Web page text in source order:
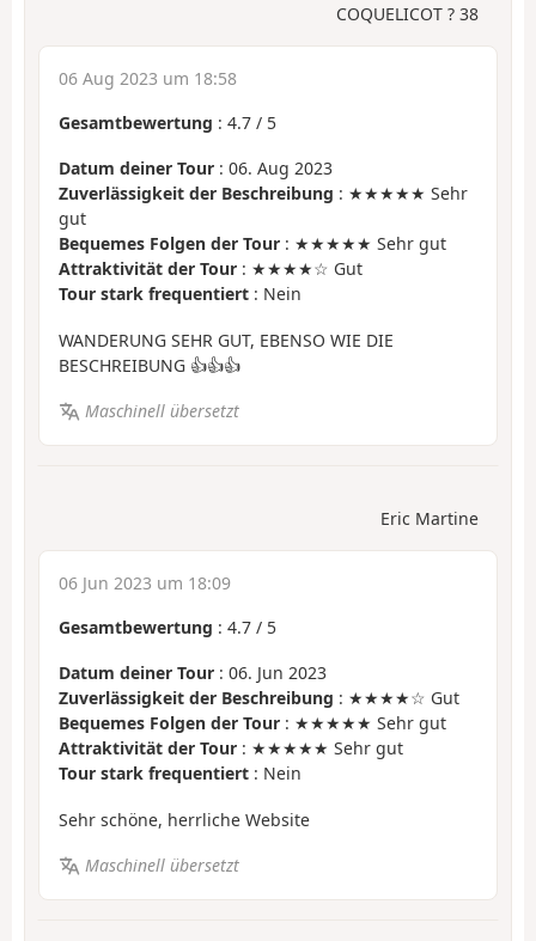
COQUELICOT ? 38
06 Aug 2023 um 18:58
Gesamtbewertung : 4.7 / 5
Datum deiner Tour : 06. Aug 2023
Zuverlässigkeit der Beschreibung : ★★★★★ Sehr
gut
Bequemes Folgen der Tour : ★★★★★ Sehr gut
Attraktivität der Tour : ★★★★☆ Gut
Tour stark frequentiert : Nein
WANDERUNG SEHR GUT, EBENSO WIE DIE
BESCHREIBUNG 👍👍👍
Maschinell übersetzt
Eric Martine
06 Jun 2023 um 18:09
Gesamtbewertung : 4.7 / 5
Datum deiner Tour : 06. Jun 2023
Zuverlässigkeit der Beschreibung : ★★★★☆ Gut
Bequemes Folgen der Tour : ★★★★★ Sehr gut
Attraktivität der Tour : ★★★★★ Sehr gut
Tour stark frequentiert : Nein
Sehr schöne, herrliche Website
Maschinell übersetzt